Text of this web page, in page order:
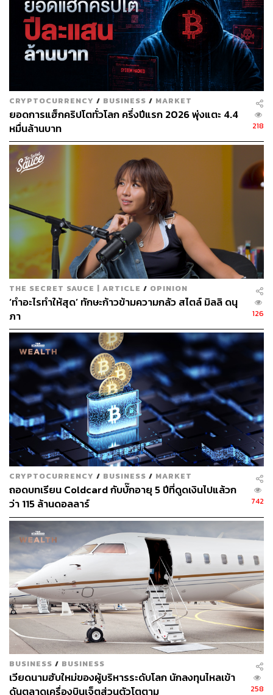
TAGS: Ethereum นักลงทุน Binance Bitcoin
43
ABOUT THE AUTHOR
สกุลชัย เก่งอนันตานนท์
Content Creator สำนักข่าว THE
STANDARD WEALTH
CRYPTOCURRENCY / BUSINESS / MARKET
ยอดการแฮ็กคริปโตทั่วโลก ครึ่งปีแรก 2026 พุ่งแตะ 4.4
หมื่นล้านบาท
218
THE SECRET SAUCE | ARTICLE / OPINION
‘ทำอะไรทำให้สุด’ ทักษะก้าวข้ามความกลัว สไตล์ มิลลิ ดนุ
ภา
126
CRYPTOCURRENCY / BUSINESS / MARKET
ถอดบทเรียน Coldcard กับบั๊กอายุ 5 ปีที่ดูดเงินไปแล้วก
ว่า 115 ล้านดอลลาร์
742
BUSINESS / BUSINESS
เวียดนามฮับใหม่ของผู้บริหารระดับโลก นักลงทุนไหลเข้า
ดันตลาดเครื่องบินเจ็ตส่วนตัวโตตาม
258